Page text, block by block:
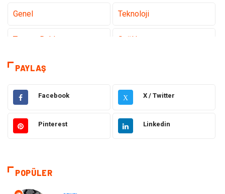
Genel Teknoloji
Tanıtıcı Reklam Sağlık
Eğitim
Makine Ulaşım ve Taşımacılık
Gıda Alışveriş
Gündem
PAYLAŞ
Facebook X X / Twitter
Pinterest Linkedin
POPÜLER